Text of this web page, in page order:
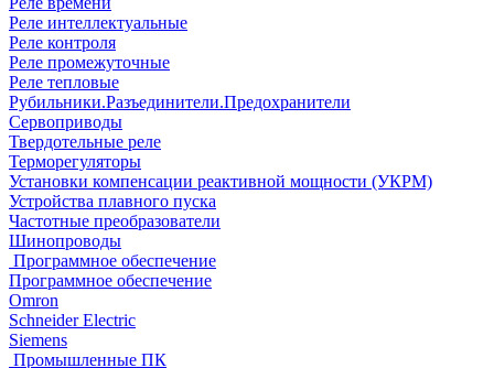
Реле интеллектуальные
Реле контроля
Реле промежуточные
Реле тепловые
Рубильники.Разъединители.Предохранители
Сервоприводы
Твердотельные реле
Терморегуляторы
Установки компенсации реактивной мощности (УКРМ)
Устройства плавного пуска
Частотные преобразователи
Шинопроводы
Программное обеспечение
Программное обеспечение
Omron
Schneider Electric
Siemens
Промышленные ПК